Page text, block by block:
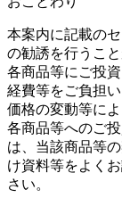
本案内に記載の
の勧誘を行うこと
各商品等にご投
経費等をご負担
価格の変動等に
各商品等へのご
は、当該商品等
け資料等をよく
さい。